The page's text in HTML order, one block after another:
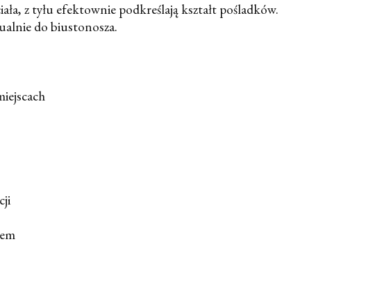
z tyłu efektownie podkreślają kształt pośladków.
do biustonosza.